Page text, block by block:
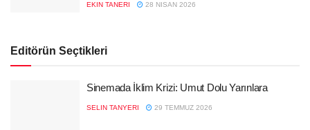
EKIN TANERI 28 NISAN 2026
Editörün Seçtikleri
Sinemada İklim Krizi: Umut Dolu Yarınlara
SELIN TANYERI 29 TEMMUZ 2026